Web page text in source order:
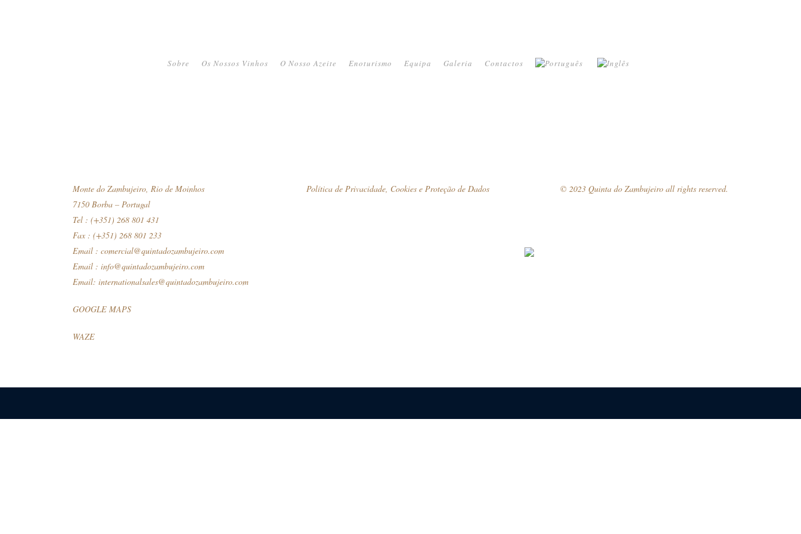
Sobre Os Nossos Vinhos O Nosso Azeite Enoturismo Equipa Galeria Contactos
Monte do Zambujeiro, Rio de Moinhos
7150 Borba – Portugal
Tel : (+351) 268 801 431
Fax : (+351) 268 801 233
Email : comercial@quintadozambujeiro.com
Email : info@quintadozambujeiro.com
Email: internationalsales@quintadozambujeiro.com
GOOGLE MAPS
WAZE
Política de Privacidade, Cookies e Proteção de Dados © 2023 Quinta do Zambujeiro all rights reserved.